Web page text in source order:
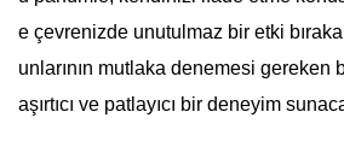
e çevrenizde unutulmaz bir etki
unlarının mutlaka denemesi gereken
aşırtıcı ve patlayıcı bir deneyim